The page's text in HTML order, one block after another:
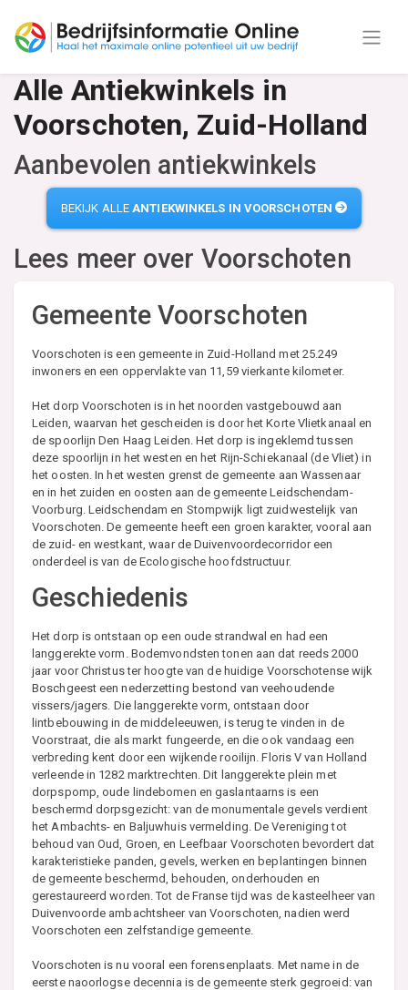
Alle Antiekwinkels in
Voorschoten, Zuid-Holland
Aanbevolen antiekwinkels
BEKIJK ALLE ANTIEKWINKELS IN VOORSCHOTEN
Lees meer over Voorschoten
Gemeente Voorschoten
Voorschoten is een gemeente in Zuid-Holland met 25.249
inwoners en een oppervlakte van 11,59 vierkante kilometer.
Het dorp Voorschoten is in het noorden vastgebouwd aan
Leiden, waarvan het gescheiden is door het Korte Vlietkanaal en
de spoorlijn Den Haag Leiden. Het dorp is ingeklemd tussen
deze spoorlijn in het westen en het Rijn-Schiekanaal (de Vliet) in
het oosten. In het westen grenst de gemeente aan Wassenaar
en in het zuiden en oosten aan de gemeente Leidschendam-
Voorburg. Leidschendam en Stompwijk ligt zuidwestelijk van
Voorschoten. De gemeente heeft een groen karakter, vooral aan
de zuid- en westkant, waar de Duivenvoordecorridor een
onderdeel is van de Ecologische hoofdstructuur.
Geschiedenis
Het dorp is ontstaan op een oude strandwal en had een
langgerekte vorm. Bodemvondsten tonen aan dat reeds 2000
jaar voor Christus ter hoogte van de huidige Voorschotense wijk
Boschgeest een nederzetting bestond van veehoudende
vissers/jagers. Die langgerekte vorm, ontstaan door
lintbebouwing in de middeleeuwen, is terug te vinden in de
Voorstraat, die als markt fungeerde, en die ook vandaag een
verbreding kent door een wijkende rooilijn. Floris V van Holland
verleende in 1282 marktrechten. Dit langgerekte plein met
dorpspomp, oude lindebomen en gaslantaarns is een
beschermd dorpsgezicht: van de monumentale gevels verdient
het Ambachts- en Baljuwhuis vermelding. De Vereniging tot
behoud van Oud, Groen, en Leefbaar Voorschoten bevordert dat
karakteristieke panden, gevels, werken en beplantingen binnen
de gemeente beschermd, behouden, onderhouden en
gerestaureerd worden. Tot de Franse tijd was de kasteelheer van
Duivenvoorde ambachtsheer van Voorschoten, nadien werd
Voorschoten een zelfstandige gemeente.
Voorschoten is nu vooral een forensenplaats. Met name in de
eerste naoorlogse decennia is de gemeente sterk gegroeid: van